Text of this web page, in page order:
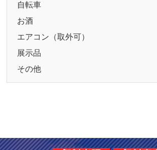
自転車
お酒
エアコン（取外可）
展示品
その他